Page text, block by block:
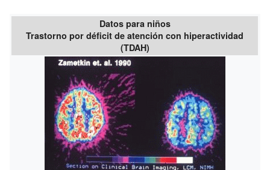
Datos para niños
Trastorno por déficit de atención con hiperactividad
(TDAH)